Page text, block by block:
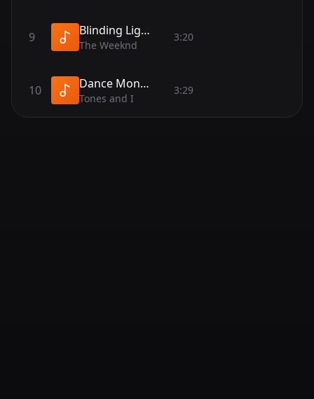
9 Blinding Lights
The Weeknd
3:20
10 Dance Monkey
Tones and I
3:29